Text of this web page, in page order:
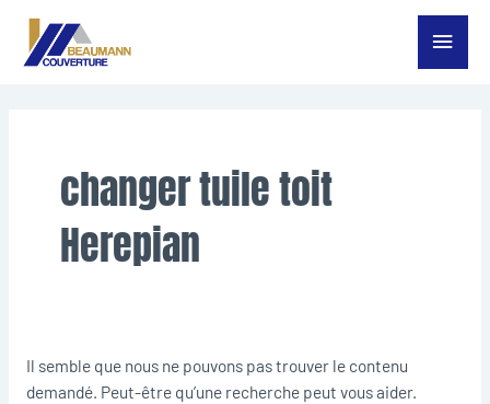
Aller
Menu
changer tuile toit
Herepian
Il semble que nous ne pouvons pas trouver le contenu
demandé. Peut-être qu’une recherche peut vous aider.